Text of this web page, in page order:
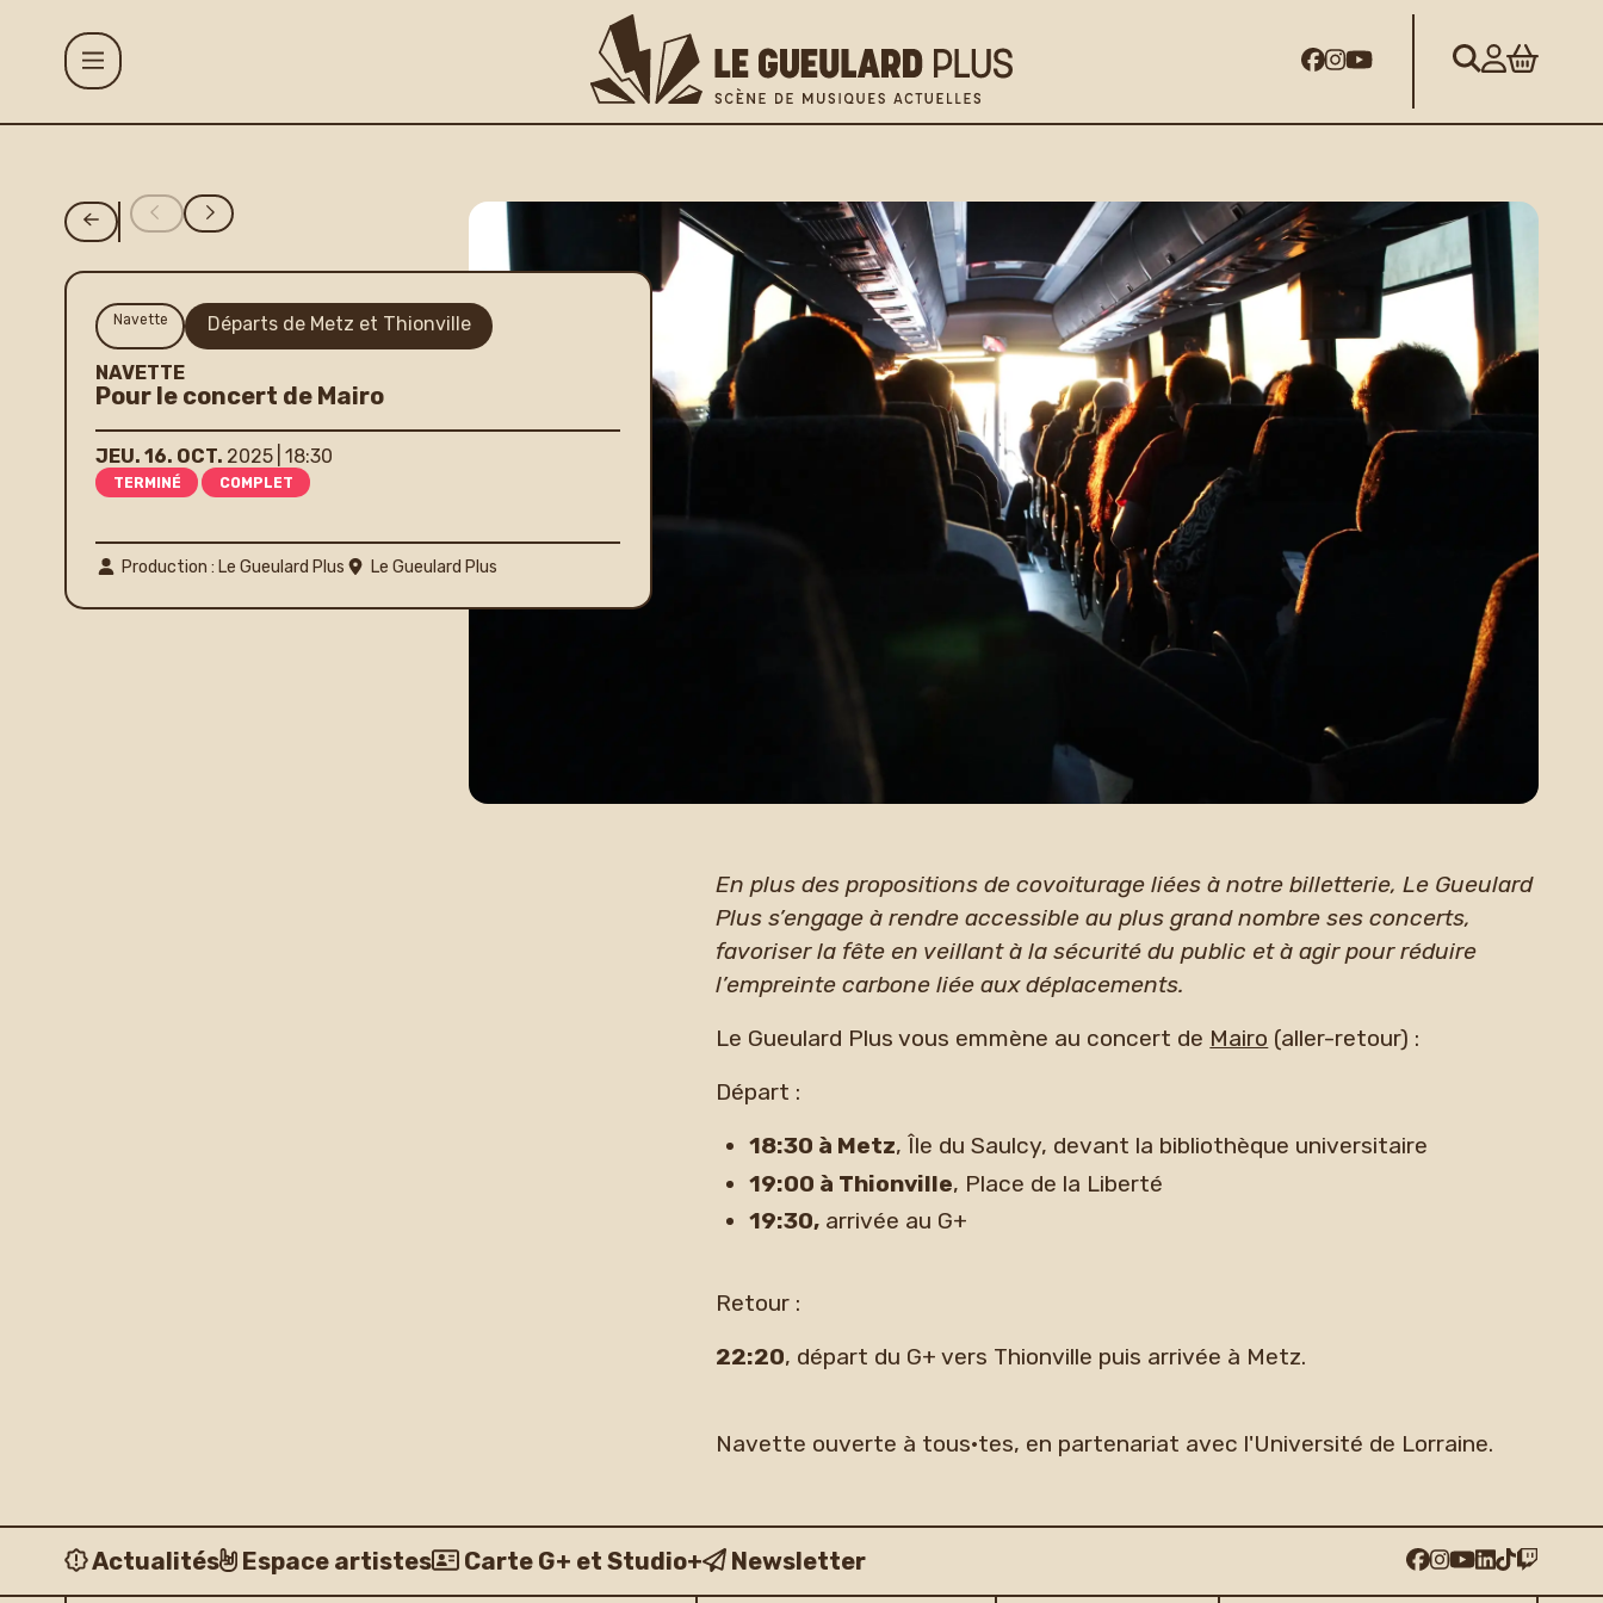
Navette Départs de Metz et Thionville
NAVETTE
Pour le concert de Mairo
JEU. 16. OCT. 2025 18:30
TERMINÉ COMPLET
Production : Le Gueulard Plus Le Gueulard Plus
En plus des propositions de covoiturage liées à notre billetterie, Le Gueulard
Plus s’engage à rendre accessible au plus grand nombre ses concerts,
favoriser la fête en veillant à la sécurité du public et à agir pour réduire
l’empreinte carbone liée aux déplacements.
Le Gueulard Plus vous emmène au concert de Mairo (aller-retour) :
Départ :
18:30 à Metz, Île du Saulcy, devant la bibliothèque universitaire
19:00 à Thionville, Place de la Liberté
19:30, arrivée au G+
Retour :
22:20, départ du G+ vers Thionville puis arrivée à Metz.
Navette ouverte à tous·tes, en partenariat avec l'Université de Lorraine.
Actualités Espace artistes Carte G+ et Studio+ Newsletter
Agenda
Projets
Le Gueulard Plus
Accueil et infos pratiques